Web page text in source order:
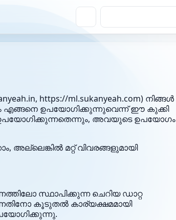
, https://ml.sukanyeah.com) നിങ്ങൾ
എങ്ങനെ ഉപയോഗിക്കുന്നുവെന്ന് ഈ കുക്കി
അവയുടെ ഉപയോഗം
അല്ലെങ്കിൽ മറ്റ് വിവരങ്ങളുമായി
സ്ഥാപിക്കുന്ന ചെറിയ ഡാറ്റ
കൂടുതൽ കാര്യക്ഷമമായി